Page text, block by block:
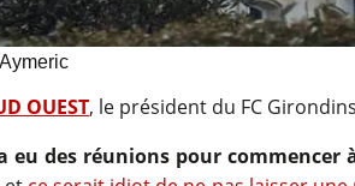
Aymeric
OUEST, le président du FC
eu des réunions pour commencer